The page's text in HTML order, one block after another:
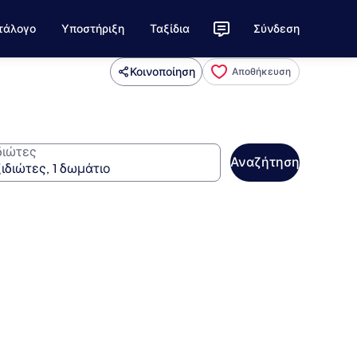
Υποστήριξη Ταξίδια Σύνδεση
Κοινοποίηση Αποθήκευση
Αναζήτηση